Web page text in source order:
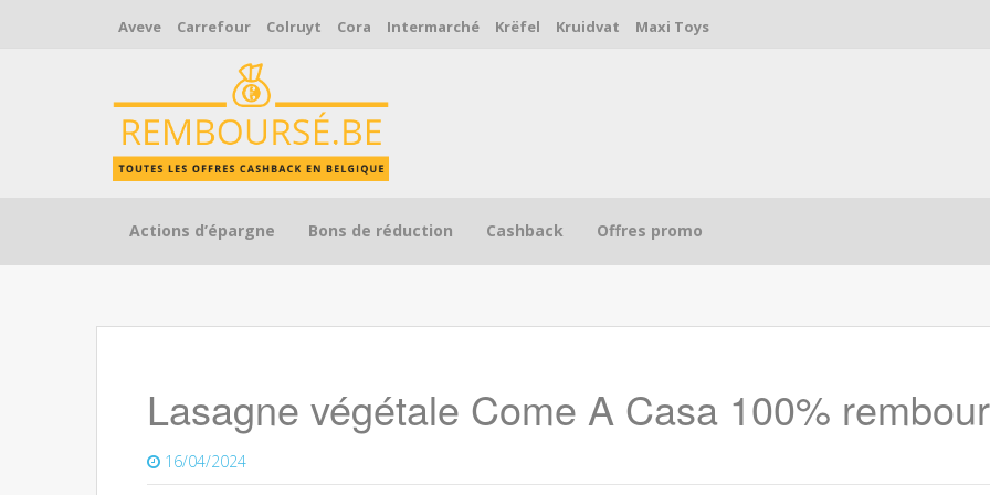
Aveve Carrefour Colruyt Cora Intermarché Krëfel Kruidvat Maxi Toys
Skip to content
Actions d’épargne Bons de réduction Cashback Offres promo
Lasagne végétale Come A Casa 100%
16/04/2024